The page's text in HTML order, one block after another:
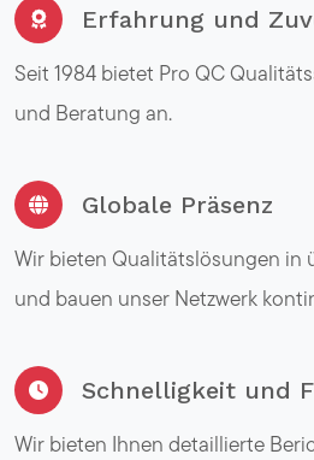
Erfahrung und
Seit 1984 bietet Pro QC
und Beratung an.
Globale Präsenz
Wir bieten Qualitätslösungen in
und bauen unser Netzwerk
Schnelligkeit und
Wir bieten Ihnen detaillierte